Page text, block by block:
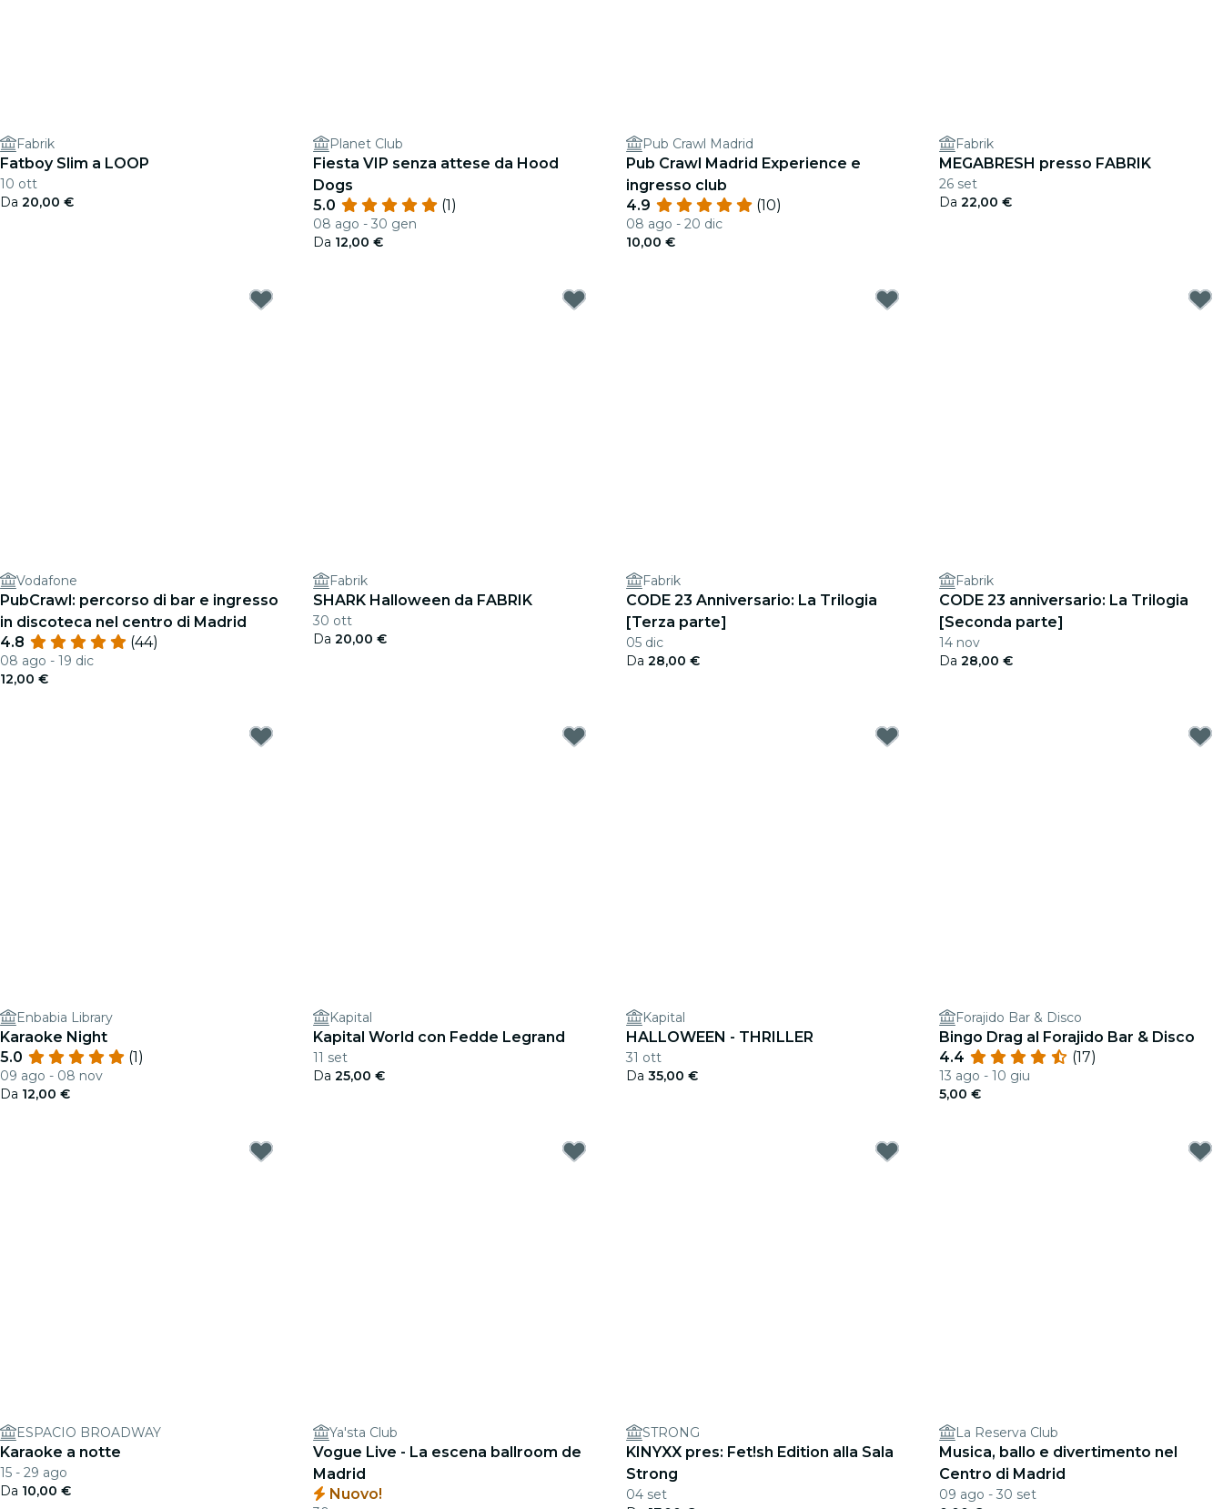
Fabrik
Fatboy Slim a LOOP
10 ott
Da 20,00 €
Planet Club
Fiesta VIP senza attese da Hood
Dogs
5.0
(1)
08 ago - 30 gen
Da 12,00 €
Pub Crawl Madrid
Pub Crawl Madrid Experience e
ingresso club
4.9
(10)
08 ago - 20 dic
10,00 €
Fabrik
MEGABRESH presso FABRIK
26 set
Da 22,00 €
Vodafone
PubCrawl: percorso di bar e ingresso
in discoteca nel centro di Madrid
4.8
(44)
08 ago - 19 dic
12,00 €
Fabrik
SHARK Halloween da FABRIK
30 ott
Da 20,00 €
Fabrik
CODE 23 Anniversario: La Trilogia
[Terza parte]
05 dic
Da 28,00 €
Fabrik
CODE 23 anniversario: La Trilogia
[Seconda parte]
14 nov
Da 28,00 €
Enbabia Library
Karaoke Night
5.0
(1)
09 ago - 08 nov
Da 12,00 €
Kapital
Kapital World con Fedde Legrand
11 set
Da 25,00 €
Kapital
HALLOWEEN - THRILLER
31 ott
Da 35,00 €
Forajido Bar & Disco
Bingo Drag al Forajido Bar & Disco
4.4
(17)
13 ago - 10 giu
5,00 €
ESPACIO BROADWAY
Karaoke a notte
15 - 29 ago
Da 10,00 €
Ya'sta Club
Vogue Live - La escena ballroom de
Madrid
Nuovo!
STRONG
KINYXX pres: Fet!sh Edition alla Sala
Strong
04 set
La Reserva Club
Musica, ballo e divertimento nel
Centro di Madrid
09 ago - 30 set